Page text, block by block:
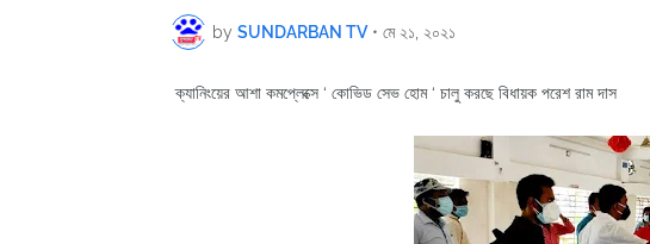
by SUNDARBAN TV • মে ২১, ২০২১
ক্যানিংয়ের আশা কমপ্লেক্সে ‘ কোভিড সেভ হোম ‘ চালু করছে বিধায়ক পরেশ রাম দাস